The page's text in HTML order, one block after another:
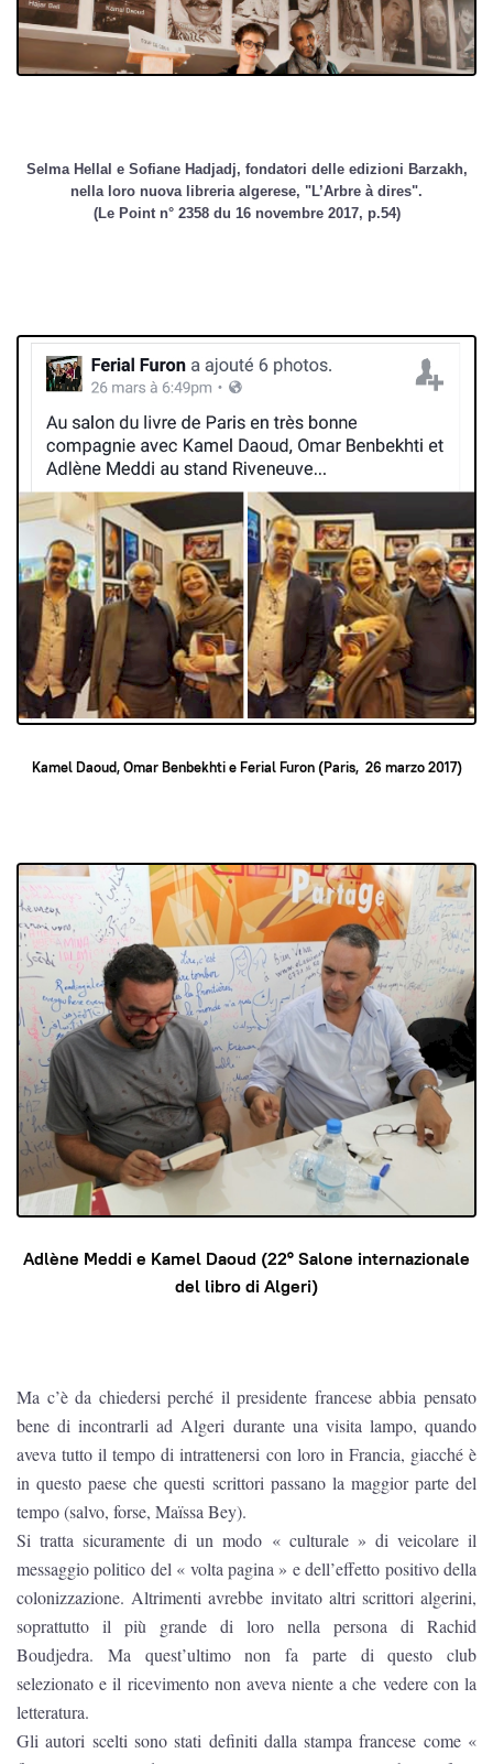
Selma Hellal e Sofiane Hadjadj, fondatori delle edizioni Barzakh,
nella loro nuova libreria algerese, "L’Arbre à dires".
(Le Point n° 2358 du 16 novembre 2017, p.54)
Kamel Daoud, Omar Benbekhti e Ferial Furon (Paris, 26 marzo 2017)
Adlène Meddi e Kamel Daoud (22° Salone internazionale
del libro di Algeri)
Ma c’è da chiedersi perché il presidente francese abbia pensato
bene di incontrarli ad Algeri durante una visita lampo, quando
aveva tutto il tempo di intrattenersi con loro in Francia, giacché è
in questo paese che questi scrittori passano la maggior parte del
tempo (salvo, forse, Maïssa Bey).
Si tratta sicuramente di un modo « culturale » di veicolare il
messaggio politico del « volta pagina » e dell’effetto positivo della
colonizzazione. Altrimenti avrebbe invitato altri scrittori algerini,
soprattutto il più grande di loro nella persona di Rachid
Boudjedra. Ma quest’ultimo non fa parte di questo club
selezionato e il ricevimento non aveva niente a che vedere con la
letteratura.
Gli autori scelti sono stati definiti dalla stampa francese come «